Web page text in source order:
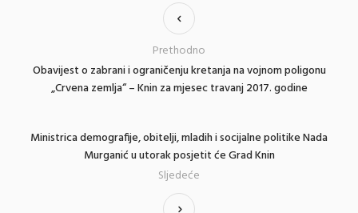
Obavijest o zabrani i ograničenju kretanja na vojnom poligonu
„Crvena zemlja“ – Knin za mjesec travanj 2017. godine
Prethodno
Ministrica demografije, obitelji, mladih i socijalne politike Nada
Murganić u utorak posjetit će Grad Knin
Sljedeće